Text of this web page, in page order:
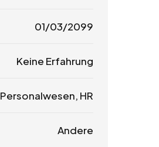
01/03/2099
Keine Erfahrung
Personalwesen, HR
Andere